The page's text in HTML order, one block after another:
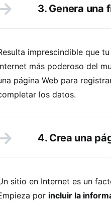
3. Genera una
imprescindible que
más poderoso del
página Web para
los datos.
4. Crea una
sitio en Internet es un
por incluir la